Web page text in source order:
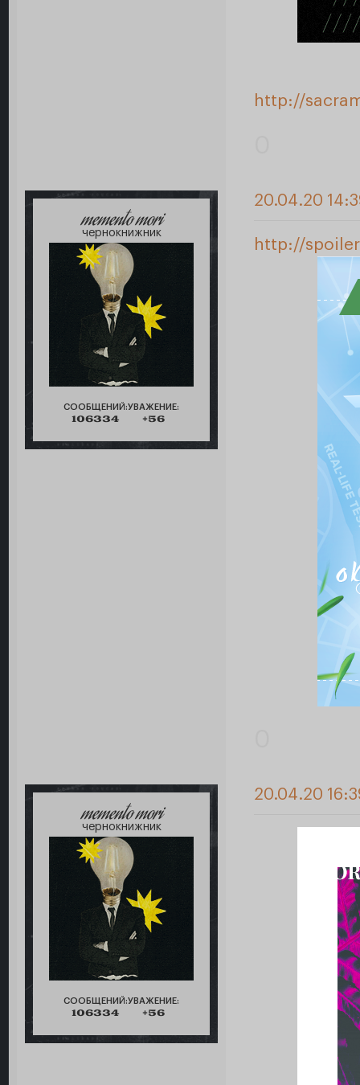
http://
memento mori
чернокнижник
СООБЩЕНИЙ:
106334
УВАЖЕНИЕ:
+56
20.04.20
http://
memento mori
чернокнижник
СООБЩЕНИЙ:
106334
УВАЖЕНИЕ:
+56
20.04.20